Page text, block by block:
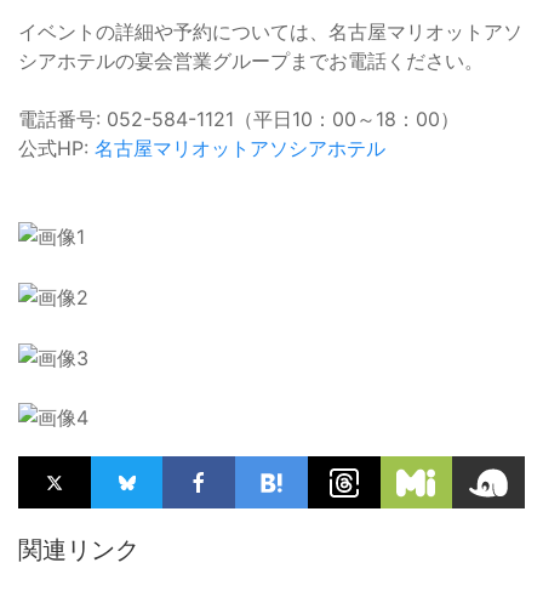
イベントの詳細や予約については、名古屋マリオットアソ
シアホテルの宴会営業グループまでお電話ください。
電話番号: 052-584-1121（平日10：00～18：00）
公式HP: 名古屋マリオットアソシアホテル
関連リンク